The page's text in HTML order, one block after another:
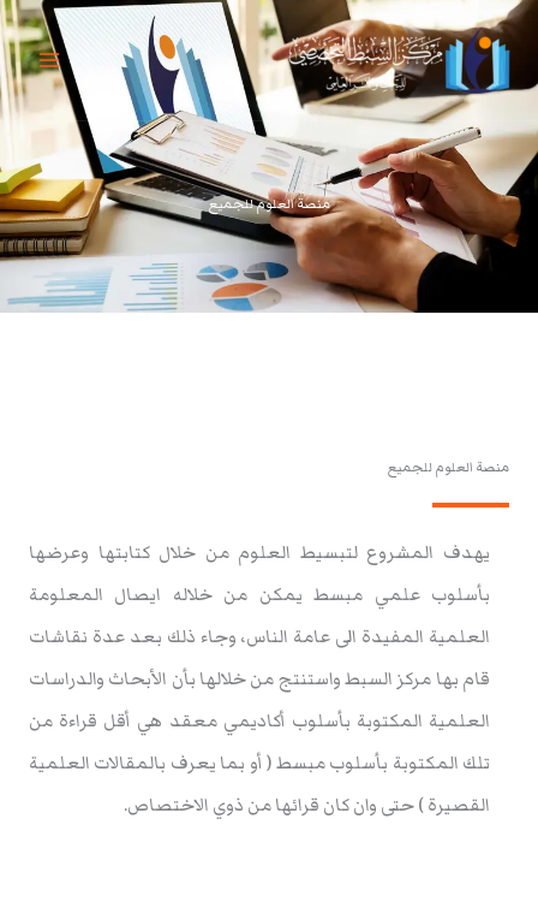
تخطي
المحتوى
منصة العلوم للجميع
منصة العلوم للجميع
يهدف المشروع لتبسيط العلوم من خلال كتابتها وعرضها
بأسلوب علمي مبسط يمكن من خلاله ايصال المعلومة
العلمية المفيدة الى عامة الناس، وجاء ذلك بعد عدة نقاشات
قام بها مركز السبط واستنتج من خلالها بأن الأبحاث والدراسات
العلمية المكتوبة بأسلوب أكاديمي معقد هي أقل قراءة من
تلك المكتوبة بأسلوب مبسط ( أو بما يعرف بالمقالات العلمية
القصيرة ) حتى وان كان قرائها من ذوي الاختصاص.